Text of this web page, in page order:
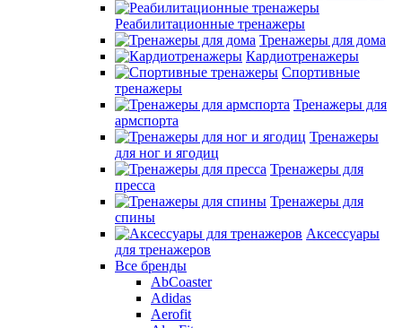
Реабилитационные тренажеры
Тренажеры для дома
Кардиотренажеры
Спортивные
тренажеры
Тренажеры для
армспорта
Тренажеры
для ног и ягодиц
Тренажеры для
пресса
Тренажеры для
спины
Аксессуары
для тренажеров
Все бренды
AbCoaster
Adidas
Aerofit